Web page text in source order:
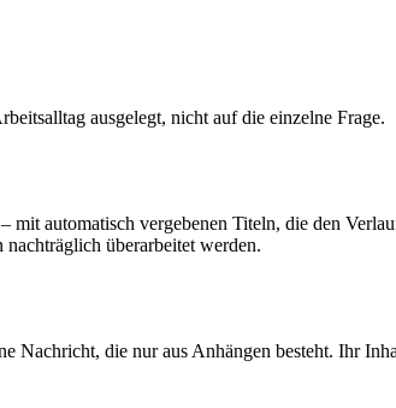
ausgelegt, nicht auf die einzelne Frage.
automatisch vergebenen Titeln, die den
überarbeitet werden.
die nur aus Anhängen besteht. Ihr